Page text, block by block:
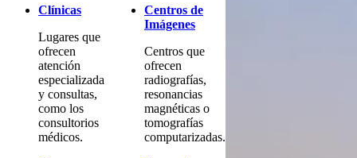
Clínicas
Lugares que
ofrecen
atención
especializada
y consultas,
como los
consultorios
médicos.
Centros de
Imágenes
Centros que
ofrecen
radiografías,
resonancias
magnéticas o
tomografías
computarizadas.